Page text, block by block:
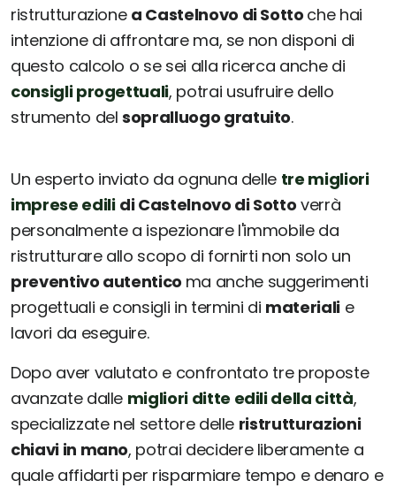
ristrutturazione a Castelnovo di Sotto che hai
intenzione di affrontare ma, se non disponi di
questo calcolo o se sei alla ricerca anche di
consigli progettuali, potrai usufruire dello
strumento delsopralluogo gratuito.
Un esperto inviato da ognuna delle tre migliori
imprese edili di Castelnovo di Sotto verrà
personalmente a ispezionare l'immobile da
ristrutturare allo scopo di fornirti non solo un
preventivo autentico ma anche suggerimenti
progettuali e consigli in termini di materialie
lavori da eseguire.
Dopo aver valutato e confrontato tre proposte
avanzate dalle migliori ditte edili della città,
specializzate nel settore delle ristrutturazioni
chiavi in mano, potrai decidere liberamente a
quale affidarti per risparmiare tempo e denaro e